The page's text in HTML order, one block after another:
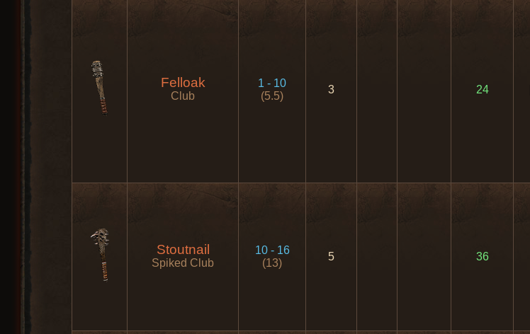
Felloak
Club
1 - 10
(5.5)
3 24
Stoutnail
Spiked Club
10 - 16
(13)
5 36